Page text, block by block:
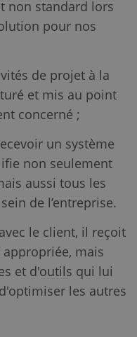
non standard lors
pour nos
de projet à la
et mis au point
concerné ;
un système
non seulement
aussi tous les
de l’entreprise.
le client, il reçoit
mais
et d'outils qui lui
les autres